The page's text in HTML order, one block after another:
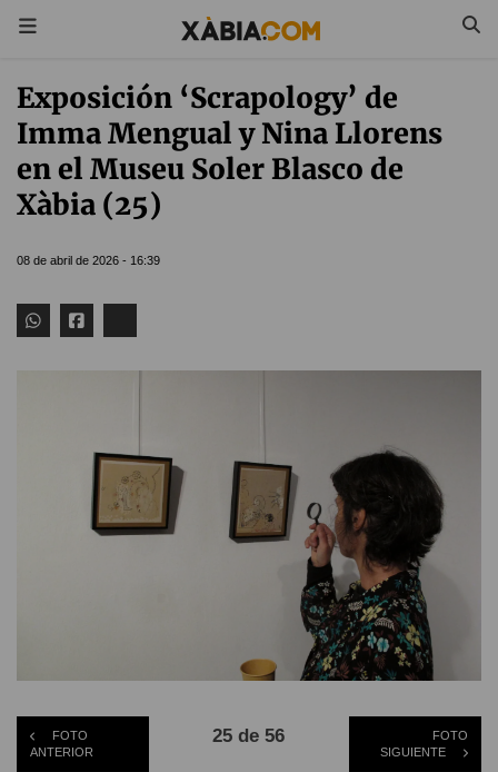
Exposición ‘Scrapology’ de
Imma Mengual y Nina Llorens
en el Museu Soler Blasco de
Xàbia (25)
08 de abril de 2026 - 16:39
FOTO
ANTERIOR
25 de 56
FOTO
SIGUIENTE